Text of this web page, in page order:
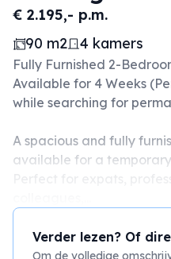
€ 2.195,- p.m.
90 m2
4 kamers
Fully Furnished 2-
Available for 4 Weeks
while searching for
A spacious and fully
available for a
Verder lezen? Of
Om de volledige